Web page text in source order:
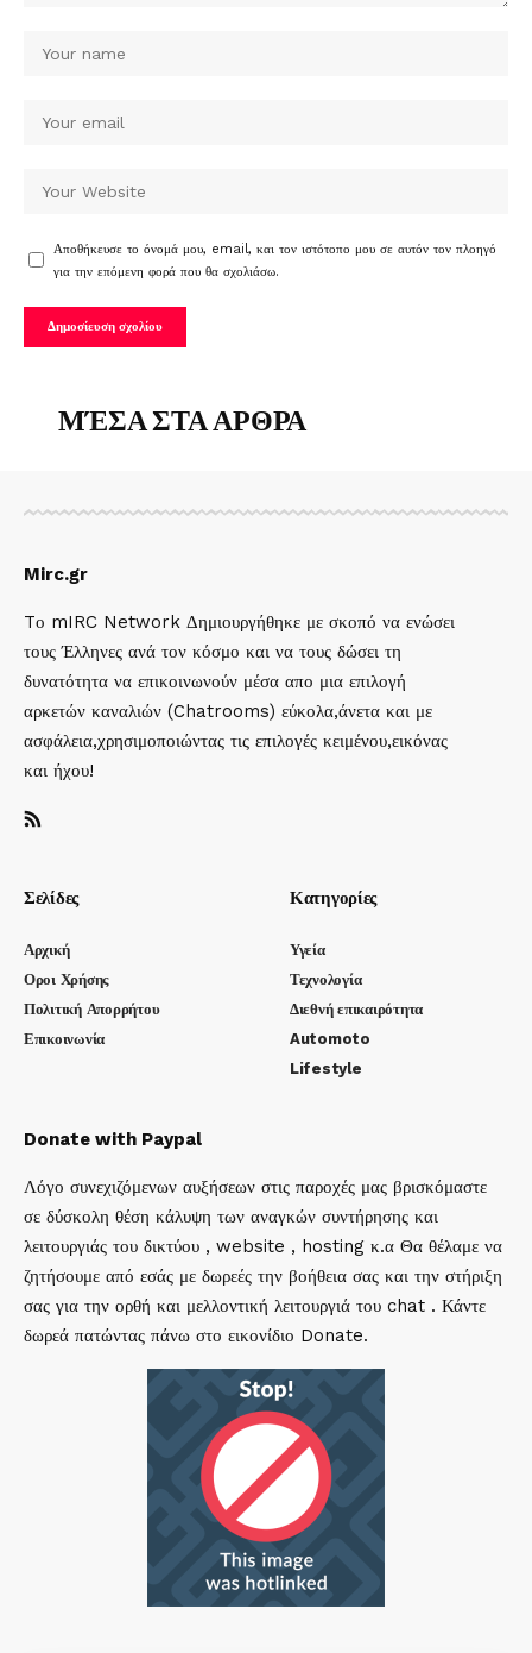
Αποθήκευσε το όνομά μου, email, και τον ιστότοπο μου σε αυτόν τον πλοηγό
για την επόμενη φορά που θα σχολιάσω.
ΜΈΣΑ ΣΤΑ ΑΡΘΡΑ
Mirc.gr
Tο mIRC Network Δημιουργήθηκε με σκοπό να ενώσει
τους Έλληνες ανά τον κόσμο και να τους δώσει τη
δυνατότητα να επικοινωνούν μέσα απο μια επιλογή
αρκετών καναλιών (Chatrooms) εύκολα,άνετα και με
ασφάλεια,χρησιμοποιώντας τις επιλογές κειμένου,εικόνας
και ήχου!
Σελίδες
Αρχική
Οροι Χρήσης
Πολιτική Απορρήτου
Επικοινωνία
Κατηγορίες
Υγεία
Τεχνολογία
Διεθνή επικαιρότητα
Automoto
Lifestyle
Donate with Paypal
Λόγο συνεχιζόμενων αυξήσεων στις παροχές μας βρισκόμαστε
σε δύσκολη θέση κάλυψη των αναγκών συντήρησης και
λειτουργιάς του δικτύου , website , hosting κ.α Θα θέλαμε να
ζητήσουμε από εσάς με δωρεές την βοήθεια σας και την στήριξη
σας για την ορθή και μελλοντική λειτουργιά του chat . Κάντε
δωρεά πατώντας πάνω στο εικονίδιο Donate.